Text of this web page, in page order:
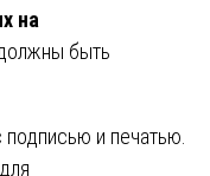
на
быть
подписью и печатью.